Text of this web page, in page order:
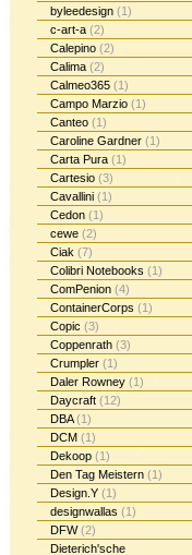
byleedesign (1)
c-art-a (2)
Calepino (2)
Calima (2)
Calmeo365 (1)
Campo Marzio (1)
Canteo (1)
Caroline Gardner (1)
Carta Pura (1)
Cartesio (3)
Cavallini (1)
Cedon (1)
cewe (2)
Ciak (7)
Colibri Notebooks (1)
ComPenion (4)
ContainerCorps (1)
Copic (3)
Coppenrath (3)
Crumpler (1)
Daler Rowney (1)
Daycraft (12)
DBA(1)
DCM (1)
Dekoop (1)
Den Tag Meistern (1)
Design.Y (1)
designwallas (1)
DFW(2)
Dieterich'sche